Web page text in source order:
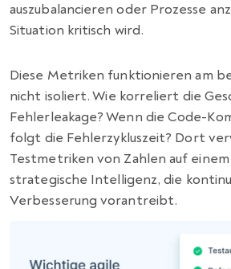
auszubalancieren oder Prozesse
Situation kritisch wird.
Diese Metriken funktionieren am
nicht isoliert. Wie korreliert die
Fehlerleakage? Wenn die Code-
folgt die Fehlerzykluszeit? Dort
Testmetriken von Zahlen auf einem
strategische Intelligenz, die
Verbesserung vorantreibt.